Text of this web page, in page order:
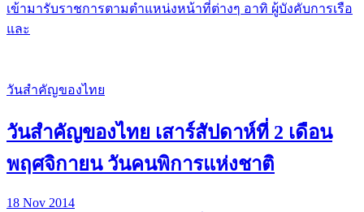
เข้ามารับราชการตามตำแหน่งหน้าที่ต่างๆ อาทิ ผู้บังคับการเรือ
และ
วันสำคัญของไทย
วันสำคัญของไทย เสาร์สัปดาห์ที่ 2 เดือน
พฤศจิกายน วันคนพิการแห่งชาติ
18 Nov 2014